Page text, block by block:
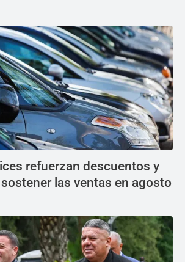
refuerzan descuentos y
las ventas en agosto